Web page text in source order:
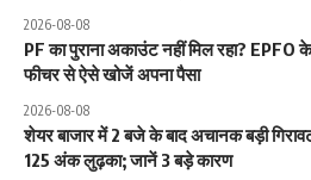
2026-08-08
PF का पुराना अकाउंट नहीं मिल रहा? EPFO
फीचर से ऐसे खोजें अपना पैसा
2026-08-08
शेयर बाजार में 2 बजे के बाद अचानक बड़ी
125 अंक लुढ़का; जानें 3 बड़े कारण